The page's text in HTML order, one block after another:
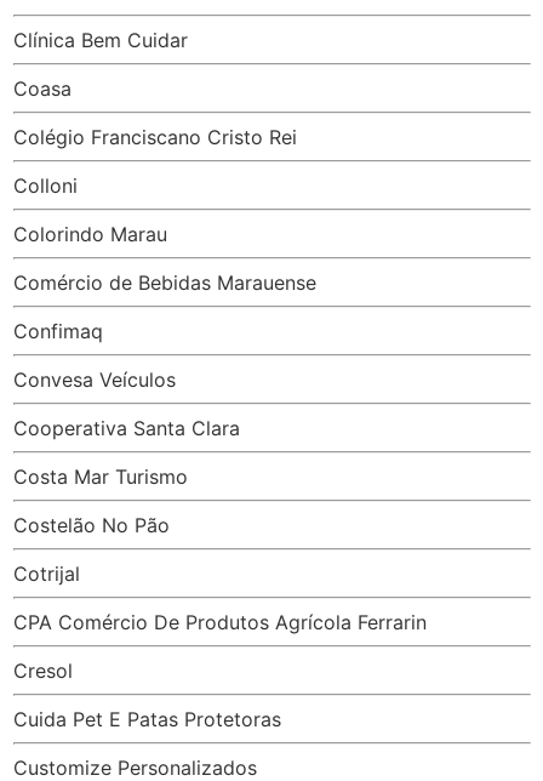
Clínica Bem Cuidar
Coasa
Colégio Franciscano Cristo Rei
Colloni
Colorindo Marau
Comércio de Bebidas Marauense
Confimaq
Convesa Veículos
Cooperativa Santa Clara
Costa Mar Turismo
Costelão No Pão
Cotrijal
CPA Comércio De Produtos Agrícola Ferrarin
Cresol
Cuida Pet E Patas Protetoras
Customize Personalizados